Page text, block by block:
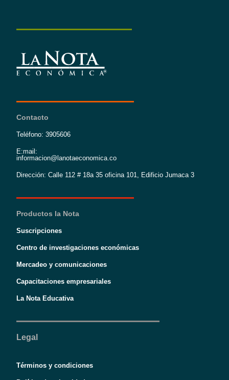
Contacto
Teléfono: 3905606
E:mail:
informacion@lanotaeconomica.co
Dirección: Calle 112 # 18a 35 oficina 101, Edificio Jumaca 3
Productos la Nota
Suscripciones
Centro de investigaciones económicas
Mercadeo y comunicaciones
Capacitaciones empresariales
La Nota Educativa
Legal
Términos y condiciones